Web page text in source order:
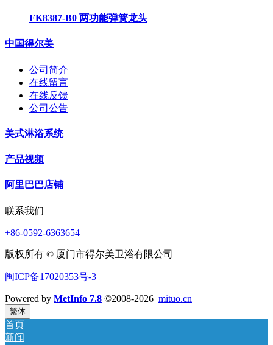
FK8387-B0 两功能弹簧龙头
中国得尔美
公司简介
在线留言
在线反馈
公司公告
美式淋浴系统
产品视频
阿里巴巴店铺
联系我们
+86-0592-6363654
版权所有 © 厦门市得尔美卫浴有限公司
闽ICP备17020353号-3
Powered by MetInfo 7.8 ©2008-2026 mituo.cn
繁体
首页
新闻